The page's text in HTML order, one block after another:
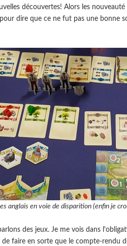
découvertes! Alors les nouveauté
dire que ce ne fut pas une bonne
anglais en voie de disparition (enfin je
des jeux. Je me vois dans
faire en sorte que le compte-rendu